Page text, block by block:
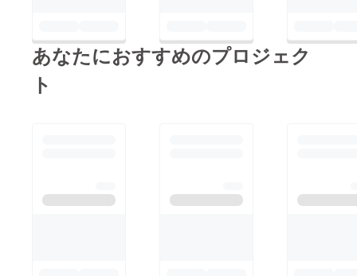
りますが、ブンゲイ
の1月にはその件でま
あなたにおすすめのプロジェク
ト